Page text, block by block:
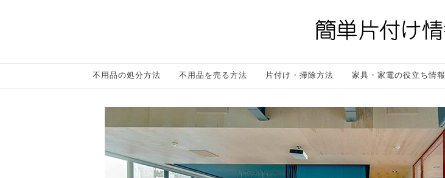
不用品の処分方法 不用品を売る方法 片付け・掃除方法 家具・家電の役立ち情報